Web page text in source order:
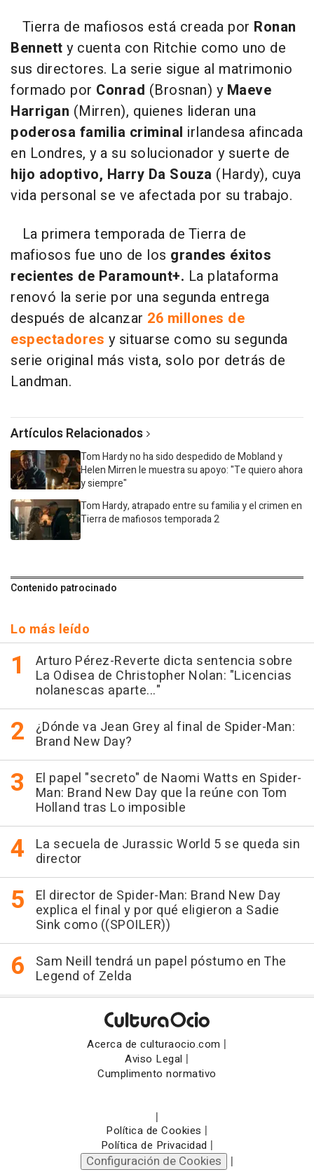
Tierra de mafiosos está creada por Ronan
Bennett y cuenta con Ritchie como uno de
sus directores. La serie sigue al matrimonio
formado por Conrad (Brosnan) yMaeve
Harrigan (Mirren), quienes lideran una
poderosa familia criminal irlandesa afincada
en Londres, y a su solucionador y suerte de
hijo adoptivo, Harry Da Souza (Hardy), cuya
vida personal se ve afectada por su trabajo.
La primera temporada de Tierra de
mafiosos fue uno de los grandes éxitos
recientes de Paramount+. La plataforma
renovó la serie por una segunda entrega
después de alcanzar 26 millones de
espectadores y situarse como su segunda
serie original más vista, solo por detrás de
Landman.
Artículos Relacionados
Tom Hardy no ha sido despedido de Mobland y
Helen Mirren le muestra su apoyo: "Te quiero ahora
y siempre"
Tom Hardy, atrapado entre su familia y el crimen en
Tierra de mafiosos temporada 2
Contenido patrocinado
Lo más leído
Arturo Pérez-Reverte dicta sentencia sobre
La Odisea de Christopher Nolan: "Licencias
nolanescas aparte..."
¿Dónde va Jean Grey al final de Spider-Man:
Brand New Day?
El papel "secreto" de Naomi Watts en Spider-
Man: Brand New Day que la reúne con Tom
Holland tras Lo imposible
La secuela de Jurassic World 5 se queda sin
director
El director de Spider-Man: Brand New Day
explica el final y por qué eligieron a Sadie
Sink como ((SPOILER))
Sam Neill tendrá un papel póstumo en The
Legend of Zelda
Acerca de culturaocio.com |
Aviso Legal |
Cumplimento normativo
|
Política de Cookies |
Política de Privacidad |
Configuración de Cookies |